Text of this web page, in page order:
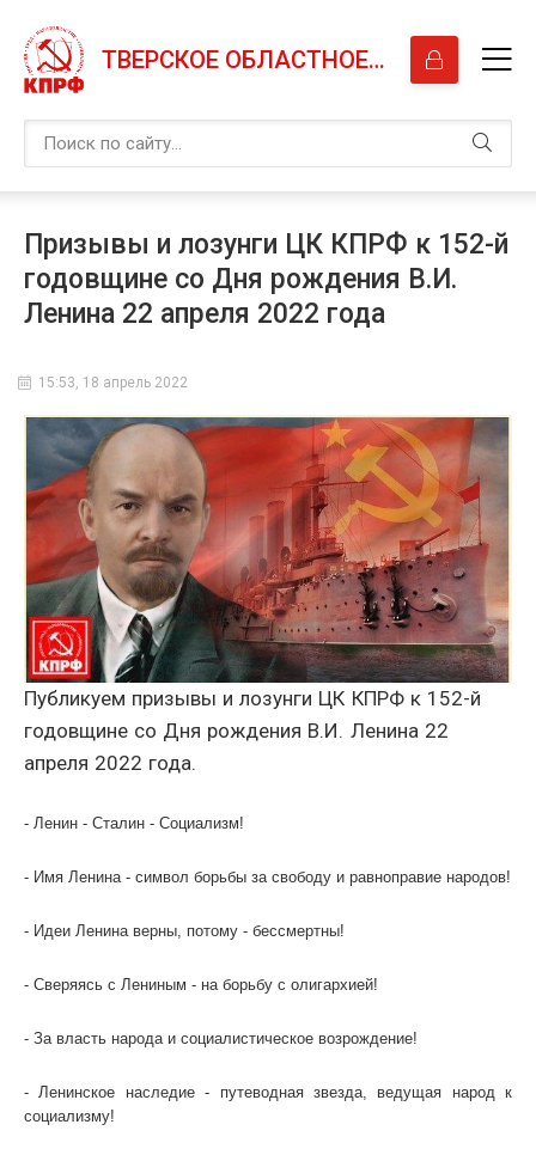
ТВЕРСКОЕ ОБЛАСТНОЕ ОТДЕЛЕНИЕ КПРФ
Призывы и лозунги ЦК КПРФ к 152-й
годовщине со Дня рождения В.И.
Ленина 22 апреля 2022 года
15:53, 18 апрель 2022
Публикуем призывы и лозунги ЦК КПРФ к 152-й
годовщине со Дня рождения В.И. Ленина 22
апреля 2022 года.
- Ленин - Сталин - Социализм!
- Имя Ленина - символ борьбы за свободу и равноправие народов!
- Идеи Ленина верны, потому - бессмертны!
- Сверяясь с Лениным - на борьбу с олигархией!
- За власть народа и социалистическое возрождение!
- Ленинское наследие - путеводная звезда, ведущая народ к
социализму!